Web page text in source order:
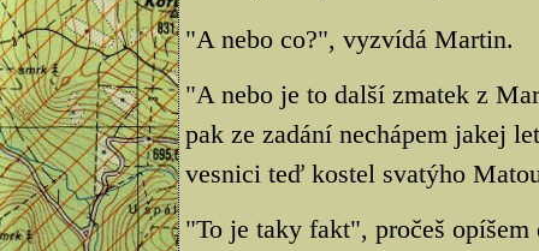
"A nebo co?", vyzvídá Martin.
"A nebo je to další zmatek z
pak ze zadání nechápem jakej
vesnici teď kostel svatýho
"To je taky fakt", pročeš